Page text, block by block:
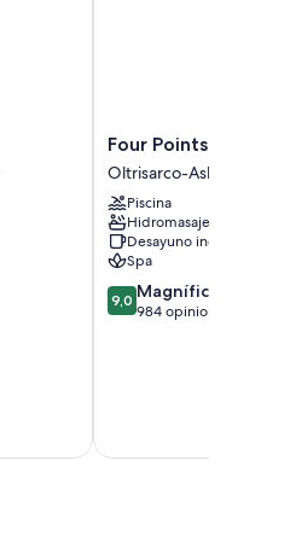
Four
Points
by
Sheraton
Bolzano
Oltrisarco-
Aslago
Four Points by
Oltrisarco-Aslago
Piscina
Hidromasaje
Desayuno incluido
Spa
9.0
de
9,0 Magnífico
984 opiniones